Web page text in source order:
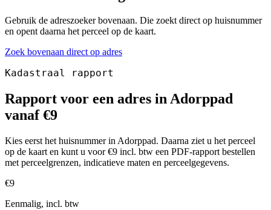
Gebruik de adreszoeker bovenaan. Die zoekt direct op huisnummer
en opent daarna het perceel op de kaart.
Zoek bovenaan direct op adres
Kadastraal rapport
Rapport voor een adres in Adorppad
vanaf €9
Kies eerst het huisnummer in Adorppad. Daarna ziet u het perceel
op de kaart en kunt u voor €9 incl. btw een PDF-rapport bestellen
met perceelgrenzen, indicatieve maten en perceelgegevens.
€9
Eenmalig, incl. btw